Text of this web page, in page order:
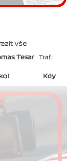
vše
Tesar Trať:
Kdy